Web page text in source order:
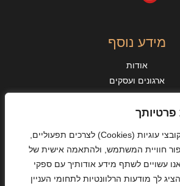
פרטיותך
עוגיות (Cookies) לצרכים תפעוליים,
חוויית המשתמש, ולהתאמה אישית של
עשויים לשתף מידע אודותיך עם ספקי
לך מודעות הרלוונטיות לתחומי העניין
מידע נוסף
אודות
ארגונים ועסקים
מאמרים
מידע נוסף
אישורים והיתרים
תקנון האתר ותנאי שימוש